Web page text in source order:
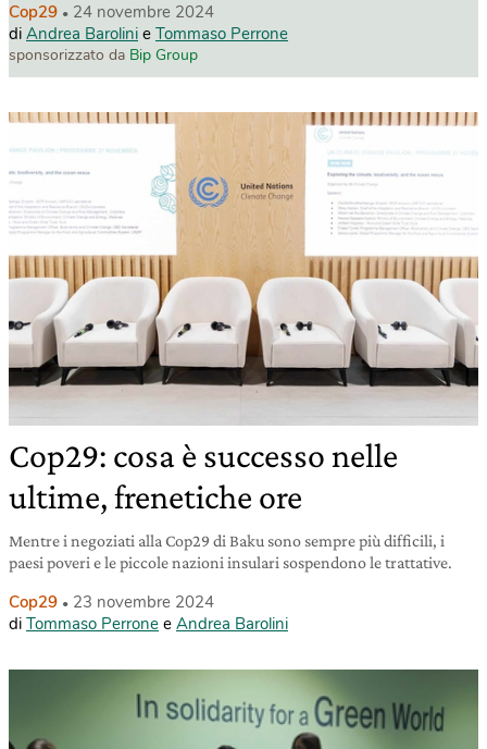
Cop29
24 novembre 2024
di Andrea Barolini e Tommaso Perrone
sponsorizzato da Bip Group
Cop29: cosa è successo nelle
ultime, frenetiche ore
Mentre i negoziati alla Cop29 di Baku sono sempre più difficili, i
paesi poveri e le piccole nazioni insulari sospendono le trattative.
Cop29
23 novembre 2024
di Tommaso Perrone e Andrea Barolini